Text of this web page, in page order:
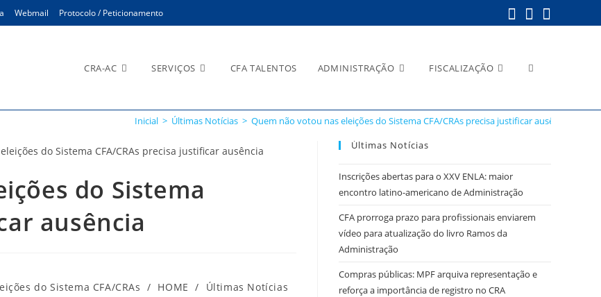
Webmail Protocolo / Peticionamento
CRA-AC SERVIÇOS CFA TALENTOS ADMINISTRAÇÃO FISCALIZAÇÃO Alternar
site
Inicial > Últimas Notícias > Quem não votou nas eleições do Sistema CFA/CRAs precisa justificar ausência
do Sistema
ausência
do Sistema CFA/CRAs / HOME / Últimas Notícias
Últimas Notícias
Inscrições abertas para o XXV ENLA: maior
encontro latino-americano de Administração
CFA prorroga prazo para profissionais enviarem
vídeo para atualização do livro Ramos da
Administração
Compras públicas: MPF arquiva representação e
reforça a importância de registro no CRA